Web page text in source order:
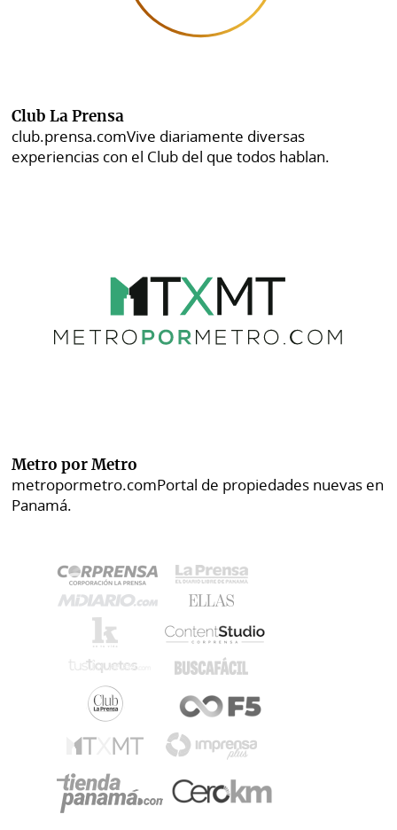
Club La Prensa
club.prensa.comVive diariamente diversas
experiencias con el Club del que todos hablan.
Metro por Metro
metropormetro.comPortal de propiedades nuevas en
Panamá.